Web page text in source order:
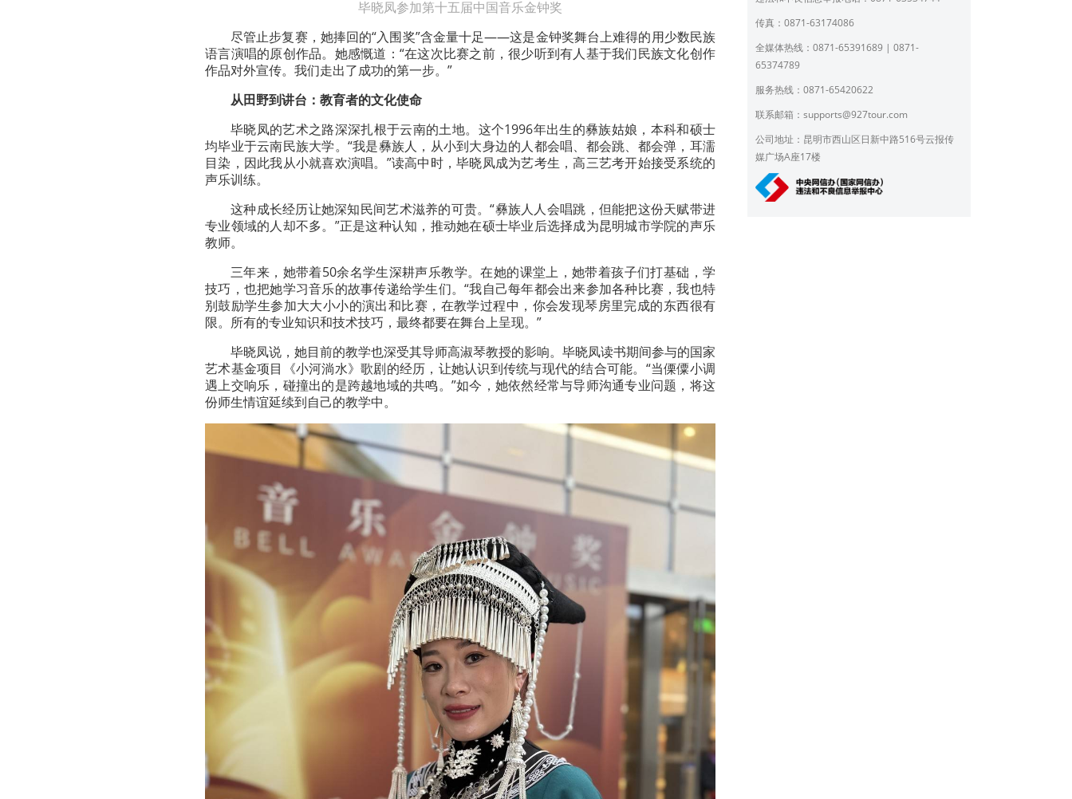
毕晓凤参加第十五届中国音乐金钟奖
尽管止步复赛，她捧回的“入围奖”含金量十足——这是金钟奖舞台上难得的用少数民族
语言演唱的原创作品。她感慨道：“在这次比赛之前，很少听到有人基于我们民族文化创作
作品对外宣传。我们走出了成功的第一步。”
从田野到讲台： 教育者的文化使命
毕晓凤的艺术之路深深扎根于云南的土地。这个1996年出生的彝族姑娘，本科和硕士
均毕业于云南民族大学。“我是彝族人，从小到大身边的人都会唱、都会跳、都会弹，耳濡
目染，因此我从小就喜欢演唱。”读高中时，毕晓凤成为艺考生，高三艺考开始接受系统的
声乐训练。
这种成长经历让她深知民间艺术滋养的可贵。“彝族人人会唱跳，但能把这份天赋带进
专业领域的人却不多。”正是这种认知，推动她在硕士毕业后选择成为昆明城市学院的声乐
教师。
三年来，她带着50余名学生深耕声乐教学。在她的课堂上，她带着孩子们打基础，学
技巧，也把她学习音乐的故事传递给学生们。“我自己每年都会出来参加各种比赛，我也特
别鼓励学生参加大大小小的演出和比赛，在教学过程中，你会发现琴房里完成的东西很有
限。所有的专业知识和技术技巧，最终都要在舞台上呈现。”
毕晓凤说，她目前的教学也深受其导师高淑琴教授的影响。毕晓凤读书期间参与的国家
艺术基金项目《小河淌水》歌剧的经历，让她认识到传统与现代的结合可能。“当傈僳小调
遇上交响乐，碰撞出的是跨越地域的共鸣。”如今，她依然经常与导师沟通专业问题，将这
份师生情谊延续到自己的教学中。
北京市文旅局
上海市文化和旅游局
员会
传真：0871-63174086
全媒体热线：0871-65391689 | 0871-
65374789
服务热线：0871-65420622
联系邮箱： supports@927tour.com
公司地址：昆明市西山区日新中路516号云报传
媒广场A座17楼